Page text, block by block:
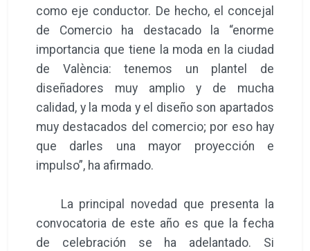
como eje conductor. De hecho, el concejal
de Comercio ha destacado la “enorme
importancia que tiene la moda en la ciudad
de València: tenemos un plantel de
diseñadores muy amplio y de mucha
calidad, y la moda y el diseño son apartados
muy destacados del comercio; por eso hay
que darles una mayor proyección e
impulso”, ha afirmado.
La principal novedad que presenta la
convocatoria de este año es que la fecha
de celebración se ha adelantado. Si